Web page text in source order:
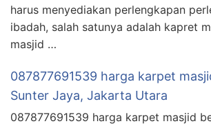
harus menyediakan perlengkapan
ibadah, salah satunya adalah kapret
masjid …
087877691539 harga karpet
Sunter Jaya, Jakarta Utara
087877691539 harga karpet masjid